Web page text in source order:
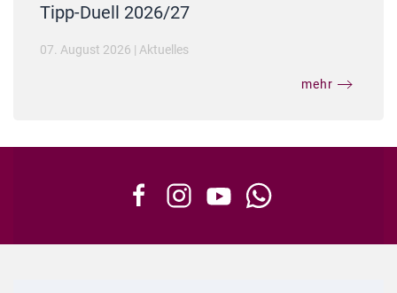
Tipp-Duell 2026/27
07. August 2026 | Aktuelles
mehr